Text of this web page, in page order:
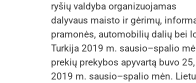
ryšių valdyba
dalyvaus maisto ir gėrimų,
pramonės, automobilių dalių bei
Turkija 2019 m. sausio–spalio
prekių prekybos apyvartą buvo
2019 m. sausio–spalio mėn.